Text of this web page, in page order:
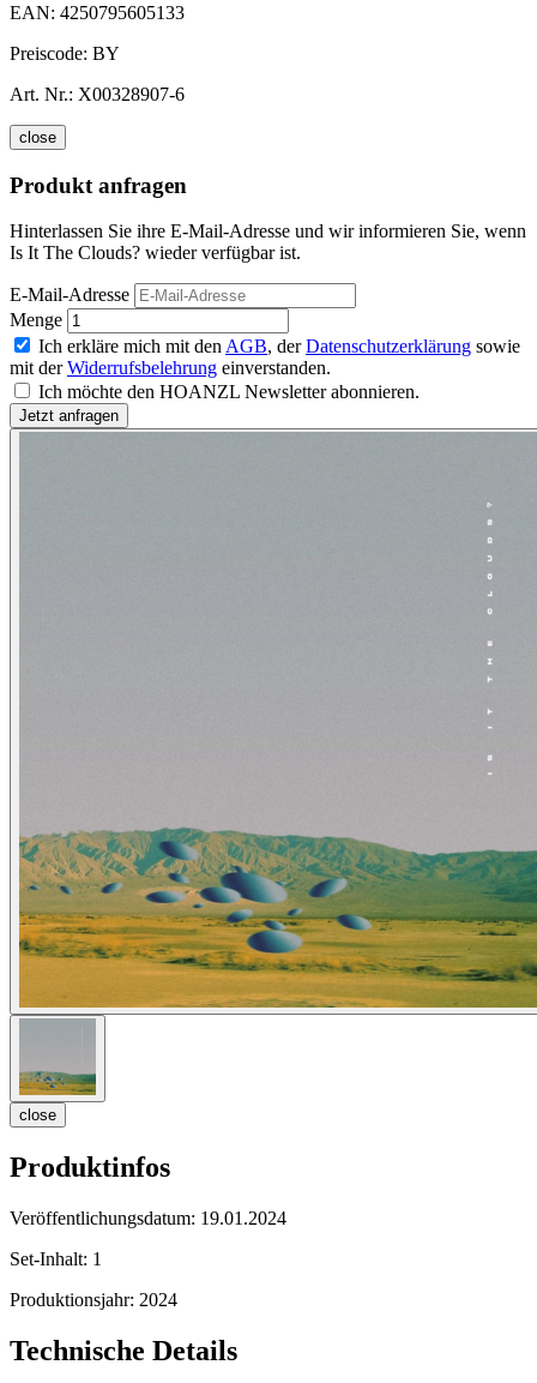
EAN: 4250795605133
Preiscode: BY
Art. Nr.: X00328907-6
close
Produkt anfragen
Hinterlassen Sie ihre E-Mail-Adresse und wir informieren Sie, wenn
Is It The Clouds? wieder verfügbar ist.
E-Mail-Adresse
Menge
Ich erkläre mich mit den AGB, derDatenschutzerklärung sowie
mit derWiderrufsbelehrung einverstanden.
Ich möchte den HOANZL Newsletter abonnieren.
close
Produktinfos
Veröffentlichungsdatum: 19.01.2024
Set-Inhalt: 1
Produktionsjahr: 2024
Technische Details